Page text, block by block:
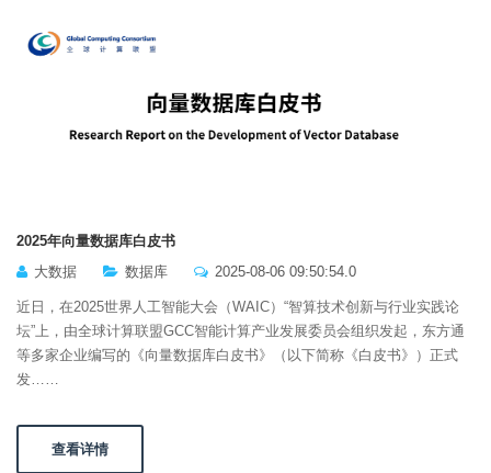
2025年向量数据库白皮书
大数据
数据库 2025-08-06 09:50:54.0
近日，在2025世界人工智能大会（WAIC）“智算技术创新与行业实践论
坛”上，由全球计算联盟GCC智能计算产业发展委员会组织发起，东方通
等多家企业编写的《向量数据库白皮书》（以下简称《白皮书》）正式
发……
查看详情